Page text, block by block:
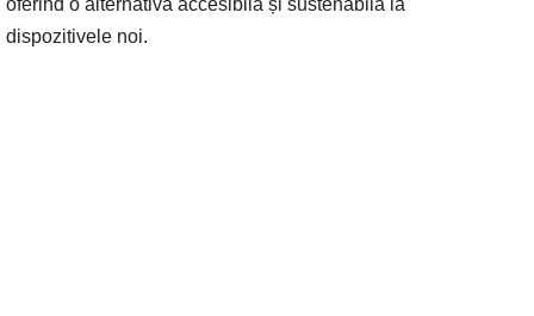
oferind o alternativă accesibilă și sustenabilă la
dispozitivele noi.